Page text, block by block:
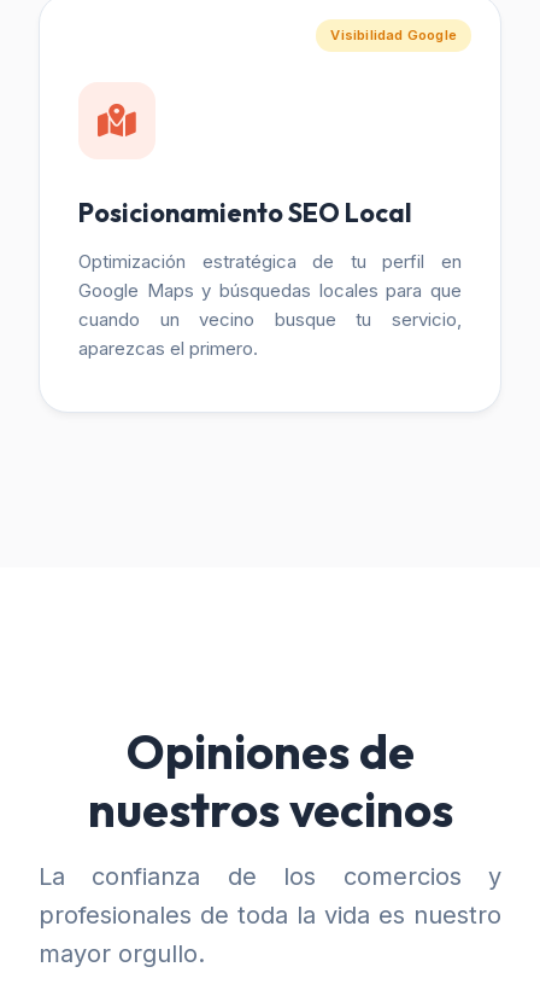
Visibilidad Google
Posicionamiento SEO Local
Optimización estratégica de tu perfil en
Google Maps y búsquedas locales para que
cuando un vecino busque tu servicio,
aparezcas el primero.
Opiniones de
nuestros vecinos
La confianza de los comercios y
profesionales de toda la vida es nuestro
mayor orgullo.